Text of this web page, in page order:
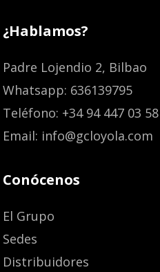
¿Hablamos?
Padre Lojendio 2, Bilbao
Whatsapp: 636139795
Teléfono: +34 94 447 03 58
Email: info@gcloyola.com
Conócenos
El Grupo
Sedes
Distribuidores